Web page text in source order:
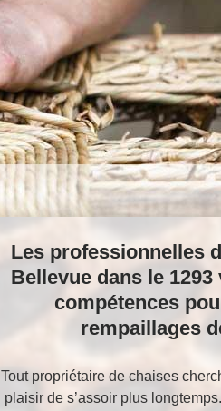
Les professionnelles
Bellevue dans le
compétences
rempaillages
Tout propriétaire de chaises
plaisir de s’assoir plus